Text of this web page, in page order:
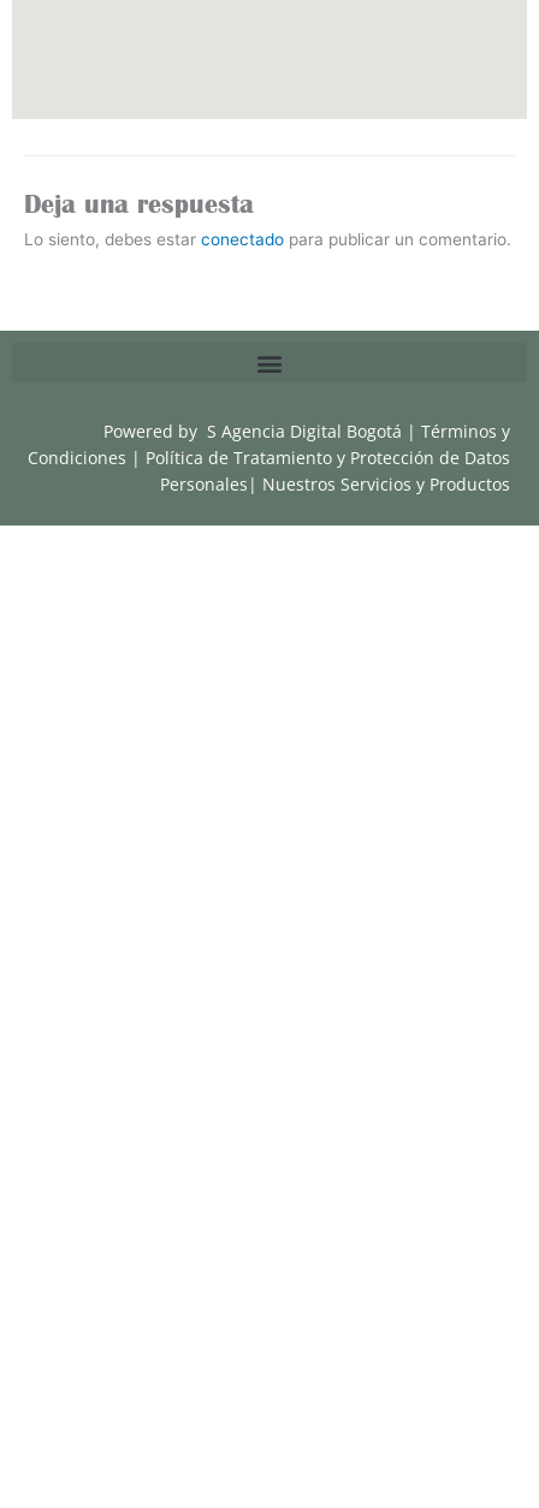
Deja una respuesta
Lo siento, debes estar conectado para publicar un comentario.
Powered by S Agencia Digital Bogotá |Términos y
Condiciones | Política de Tratamiento y Protección de Datos
Personales | Nuestros Servicios y Productos